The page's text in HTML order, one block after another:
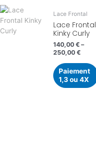
Lace Frontal
Lace Frontal
Kinky Curly
140,00 € –
250,00 €
Paiement
1,3 ou 4X